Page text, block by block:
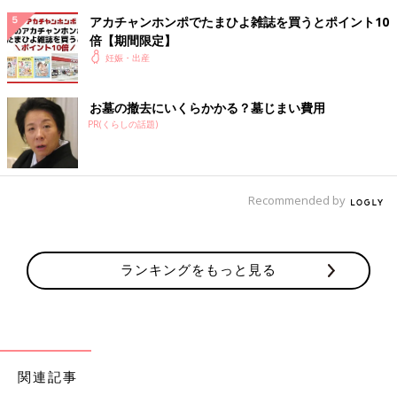
気持ち、気を使うてかんじですかね😭💭 わたしもそーし
たほうがいいんだろうけど サラダが大好きだったのに今じ
ゃ食べれなくて（ ｉ _ ｉ ）もっと健康考えたいのに考え
れなくて（ ｉ _ ｉ ）
し*****さん
るんですが… つわりの時から朝と昼は食パンで今もそれが
す😅 気休めにフルーツ青汁飲んでるのとヨーグルトとフル
ーツは毎日食べてます🙄
アカチャンホンポでたまひよ雑誌を買うとポイント10
倍【期間限定】
妊娠・出産
お墓の撤去にいくらかかる？墓じまい費用
PR(くらしの話題)
Recommended by
ランキングをもっと見る
関連記事